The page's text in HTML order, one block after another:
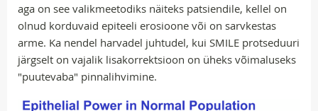
aga on see valikmeetodiks näiteks patsiendile, kellel on
olnud korduvaid epiteeli erosioone või on sarvkestas
arme. Ka nendel harvadel juhtudel, kui SMILE protseduuri
järgselt on vajalik lisakorrektsioon on üheks võimaluseks
"puutevaba" pinnalihvimine.